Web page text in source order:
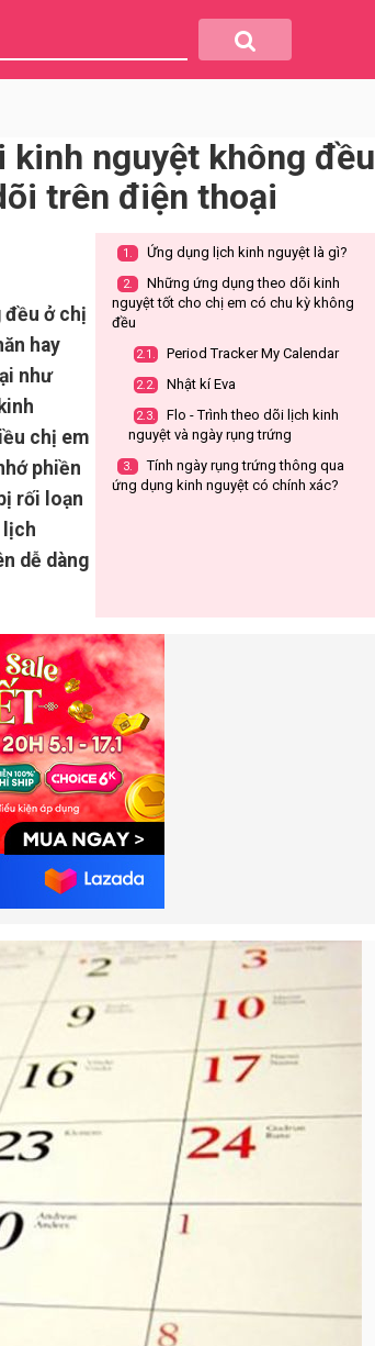
nguyệt không đều
trên điện thoại
ở chị
hay
như
chị em
phiền
rối loạn
lịch
dễ dàng
1. Ứng dụng lịch kinh nguyệt là gì?
2.
Những ứng dụng theo dõi kinh
nguyệt tốt cho chị em có chu kỳ không
đều
2.1. Period Tracker My Calendar
2.2. Nhật kí Eva
2.3.
Flo - Trình theo dõi lịch kinh
nguyệt và ngày rụng trứng
3.
Tính ngày rụng trứng thông qua
ứng dụng kinh nguyệt có chính xác?